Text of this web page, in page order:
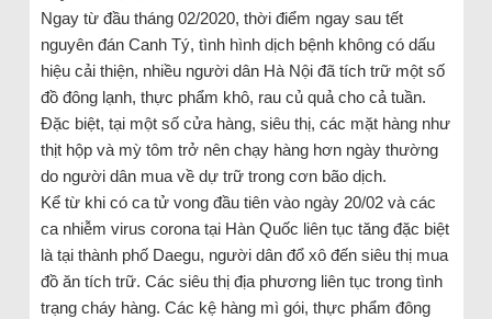
Ngay từ đầu tháng 02/2020, thời điểm ngay sau tết
nguyên đán Canh Tý, tình hình dịch bệnh không có dấu
hiệu cải thiện, nhiều người dân Hà Nội đã tích trữ một số
đồ đông lạnh, thực phẩm khô, rau củ quả cho cả tuần.
Đặc biệt, tại một số cửa hàng, siêu thị, các mặt hàng như
thịt hộp và mỳ tôm trở nên chạy hàng hơn ngày thường
do người dân mua về dự trữ trong cơn bão dịch.
Kể từ khi có ca tử vong đầu tiên vào ngày 20/02 và các
ca nhiễm virus corona tại Hàn Quốc liên tục tăng đặc biệt
là tại thành phố Daegu, người dân đổ xô đến siêu thị mua
đồ ăn tích trữ. Các siêu thị địa phương liên tục trong tình
trạng cháy hàng. Các kệ hàng mì gói, thực phẩm đông